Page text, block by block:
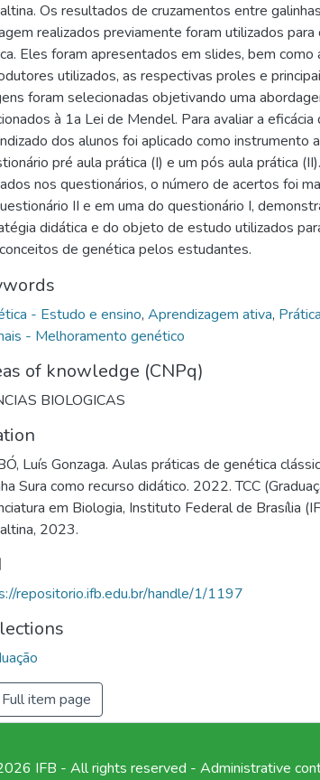
Os resultados de cruzamentos entre
realizados previamente foram utilizados para
Eles foram apresentados em slides, bem como
utilizados, as respectivas proles e
foram selecionadas objetivando uma
à 1a Lei de Mendel. Para avaliar a eficácia
dos alunos foi aplicado como instrumento
pré aula prática (I) e um pós aula prática
nos questionários, o número de acertos foi
II e em uma do questionário I,
didática e do objeto de estudo utilizados
de genética pelos estudantes.
- Estudo e ensino, Aprendizagem ativa,
- Melhoramento genético
of knowledge (CNPq)
BIOLOGICAS
Luís Gonzaga. Aulas práticas de genética
Sura como recurso didático. 2022. TCC
em Biologia, Instituto Federal de Brasília
2023.
repositorio.ifb.edu.br/handle/1/1197
Full item page
IFB - All rights reserved - Administrative